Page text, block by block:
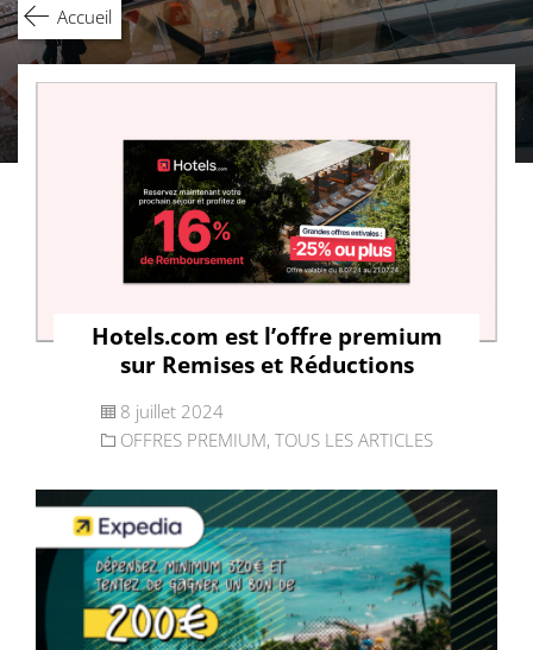
Accueil
Hotels.com est l’offre premium
sur Remises et Réductions
8 juillet 2024
OFFRES PREMIUM, TOUS LES ARTICLES